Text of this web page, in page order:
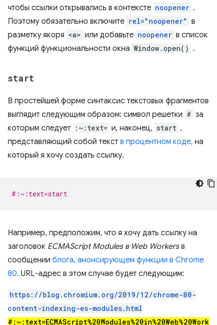
чтобы ссылки открывались в контексте noopener .
Поэтому обязательно включите rel="noopener" в
разметку якоря <a> или добавьте noopener в список
функций функциональности окна Window.open() .
start
В простейшей форме синтаксис текстовых фрагментов
выглядит следующим образом: символ решетки # за
которым следует :~:text= и, наконец, start ,
представляющий собой текст в процентном коде, на
который я хочу создать ссылку.
#:~:text=start
Например, предположим, что я хочу дать ссылку на
заголовок ECMAScript Modules в Web Workersв
сообщении блога, анонсирующем функции в Chrome
80. URL-адрес в этом случае будет следующим:
https://blog.chromium.org/2019/12/chrome-80-
content-indexing-es-modules.html
#:~:text=ECMAScript%20Modules%20in%20Web%20Work